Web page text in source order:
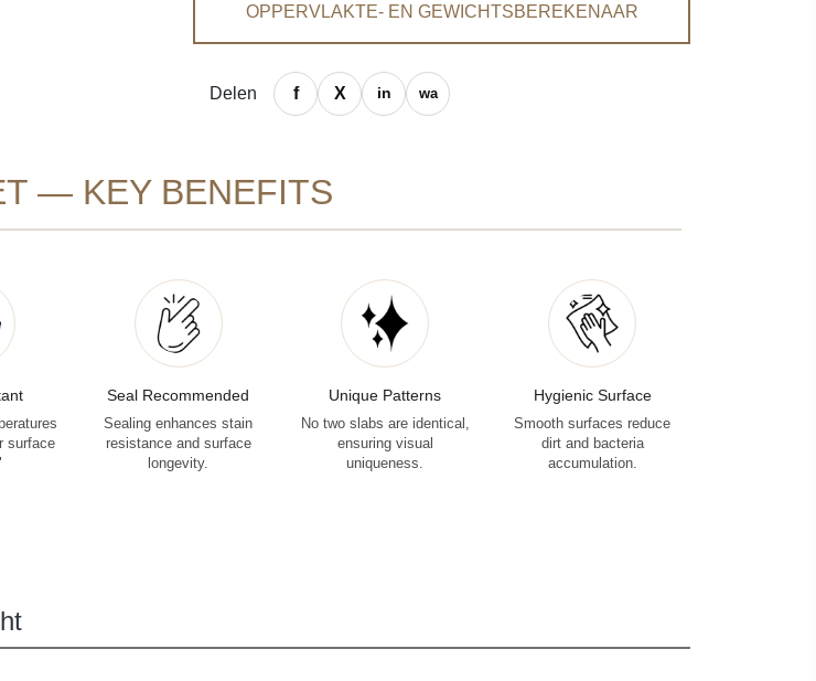
OPPERVLAKTE- EN GEWICHTSBEREKENAAR
Delen
— KEY BENEFITS
surface
Seal Recommended
Sealing enhances stain
resistance and surface
longevity.
Unique Patterns
No two slabs are identical,
ensuring visual
uniqueness.
Hygienic Surface
Smooth surfaces reduce
dirt and bacteria
accumulation.